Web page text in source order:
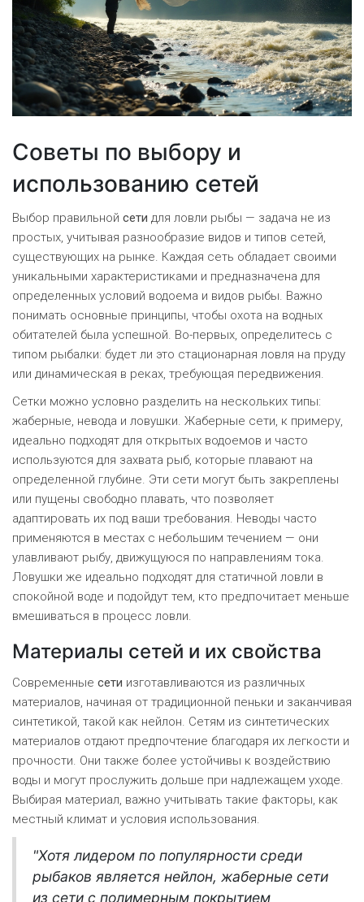
Советы по выбору и
использованию сетей
Выбор правильной сети для ловли рыбы — задача не из
простых, учитывая разнообразие видов и типов сетей,
существующих на рынке. Каждая сеть обладает своими
уникальными характеристиками и предназначена для
определенных условий водоема и видов рыбы. Важно
понимать основные принципы, чтобы охота на водных
обитателей была успешной. Во-первых, определитесь с
типом рыбалки: будет ли это стационарная ловля на пруду
или динамическая в реках, требующая передвижения.
Сетки можно условно разделить на нескольких типы:
жаберные, невода и ловушки. Жаберные сети, к примеру,
идеально подходят для открытых водоемов и часто
используются для захвата рыб, которые плавают на
определенной глубине. Эти сети могут быть закреплены
или пущены свободно плавать, что позволяет
адаптировать их под ваши требования. Неводы часто
применяются в местах с небольшим течением — они
улавливают рыбу, движущуюся по направлениям тока.
Ловушки же идеально подходят для статичной ловли в
спокойной воде и подойдут тем, кто предпочитает меньше
вмешиваться в процесс ловли.
Материалы сетей и их свойства
Современные сети изготавливаются из различных
материалов, начиная от традиционной пеньки и заканчивая
синтетикой, такой как нейлон. Сетям из синтетических
материалов отдают предпочтение благодаря их легкости и
прочности. Они также более устойчивы к воздействию
воды и могут прослужить дольше при надлежащем уходе.
Выбирая материал, важно учитывать такие факторы, как
местный климат и условия использования.
"Хотя лидером по популярности среди
рыбаков является нейлон, жаберные сети
из сети с полимерным покрытием